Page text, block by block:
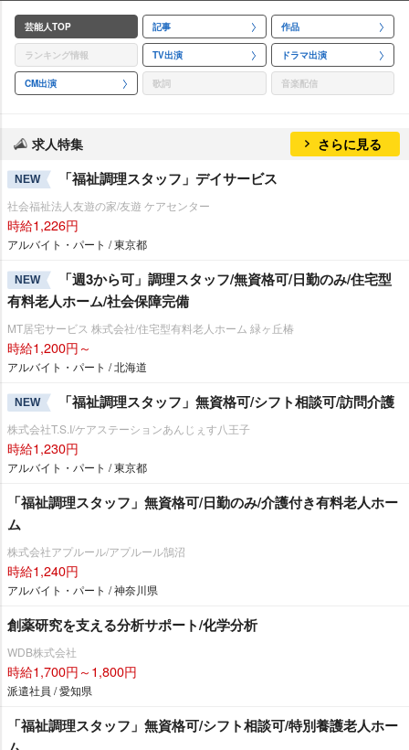
芸能人TOP 記事 作品
ランキング情報 TV出演 ドラマ出演
CM出演 歌詞 音楽配信
求人特集 さらに見る
NEW 「福祉調理スタッフ」デイサービス
社会福祉法人友遊の家/友遊 ケアセンター
時給1,226円
アルバイト・パート / 東京都
NEW
「週3から可」調理スタッフ/無資格可/日勤のみ/住宅型
有料老人ホーム/社会保障完備
MT居宅サービス 株式会社/住宅型有料老人ホーム 緑ヶ丘椿
時給1,200円～
アルバイト・パート / 北海道
NEW 「福祉調理スタッフ」無資格可/シフト相談可/訪問介護
株式会社T.S.I/ケアステーションあんじぇす八王子
時給1,230円
アルバイト・パート / 東京都
「福祉調理スタッフ」無資格可/日勤のみ/介護付き有料老人ホー
ム
株式会社アプルール/アプルール鵠沼
時給1,240円
アルバイト・パート / 神奈川県
創薬研究を支える分析サポート/化学分析
WDB株式会社
時給1,700円～1,800円
派遣社員 / 愛知県
「福祉調理スタッフ」無資格可/シフト相談可/特別養護老人ホー